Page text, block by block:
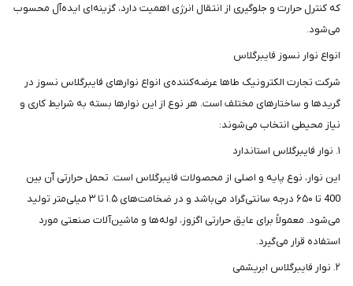
که کنترل حرارت و جلوگیری از انتقال انرژی اهمیت دارد، گزینه‌ای ایده‌آل محسوب
می‌شود.
انواع نوار نسوز فایبرگلاس
شرکت تجارت الکترونیک طاها عرضه‌کننده‌ی انواع نوارهای فایبرگلاس نسوز در
گریدها و ساختارهای مختلف است. هر نوع از این نوارها بسته به شرایط کاری و
نیاز محیطی انتخاب می‌شوند:
۱. نوار فایبرگلاس استاندارد
این نوار، نوع پایه و اصلی از محصولات فایبرگلاس است. تحمل حرارتی آن بین
400 تا ۶۵۰ درجه سانتی‌گراد می‌باشد و در ضخامت‌های ۱.۵ تا ۳ میلی‌متر تولید
می‌شود. معمولاً برای عایق حرارتی اگزوز، لوله‌ها و ماشین‌آلات صنعتی مورد
استفاده قرار می‌گیرد.
۲. نوار فایبرگلاس ابریشمی